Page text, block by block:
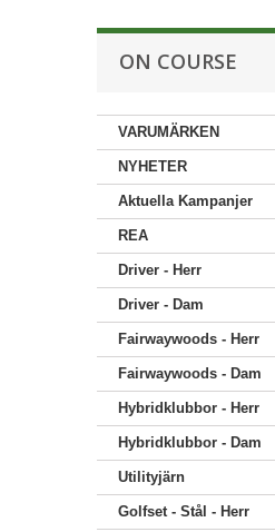
ON COURSE
VARUMÄRKEN
NYHETER
Aktuella Kampanjer
REA
Driver - Herr
Driver - Dam
Fairwaywoods - Herr
Fairwaywoods - Dam
Hybridklubbor - Herr
Hybridklubbor - Dam
Utilityjärn
Golfset - Stål - Herr